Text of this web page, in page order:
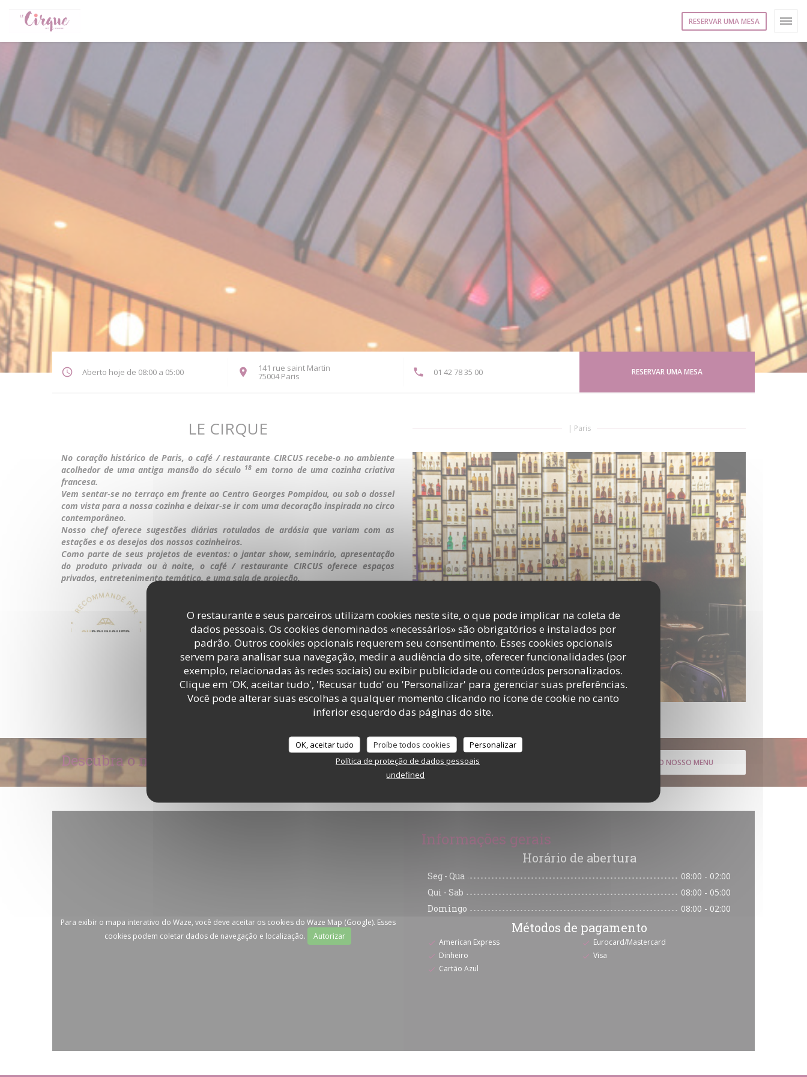
O restaurante e seus parceiros utilizam cookies neste site, o que pode implicar na coleta de
dados pessoais. Os cookies denominados «necessários» são obrigatórios e instalados por
padrão. Outros cookies opcionais requerem seu consentimento. Esses cookies opcionais
servem para analisar sua navegação, medir a audiência do site, oferecer funcionalidades (por
exemplo, relacionadas às redes sociais) ou exibir publicidade ou conteúdos personalizados.
Clique em 'OK, aceitar tudo', 'Recusar tudo' ou 'Personalizar' para gerenciar suas preferências.
Você pode alterar suas escolhas a qualquer momento clicando no ícone de cookie no canto
inferior esquerdo das páginas do site.
OK, aceitar tudo Proíbe todos cookies
Personalizar
Política de proteção de dados pessoais
undefined
RESERVAR UMA MESA
Aberto hoje de 08:00 a 05:00 141 rue saint Martin
75004 Paris((abre numa nova janela)) 01 42 78 35 00 RESERVAR UMA MESA
LE CIRQUE | Paris
No coração histórico de Paris, o café / restaurante CIRCUS recebe-o no ambiente
acolhedor de uma antiga mansão do século 18 em torno de uma cozinha criativa
francesa.
Vem sentar-se no terraço em frente ao Centro Georges Pompidou, ou sob o dossel
com vista para a nossa cozinha e deixar-se ir com uma decoração inspirada no circo
contemporâneo.
Nosso chef oferece sugestões diárias rotulados de ardósia que variam com as
estações e os desejos dos nossos cozinheiros.
Como parte de seus projetos de eventos: o jantar show, seminário, apresentação
do produto privada ou à noite, o café / restaurante CIRCUS oferece espaços
privados, entretenimento temático, e uma sala de projeção.
Descubra o nosso menu DESCUBRA O NOSSO MENU
Para exibir o mapa interativo do Waze, você deve aceitar os cookies do Waze Map (Google). Esses
cookies podem coletar dados de navegação e localização.
Autorizar
Informações gerais
Horário de abertura
Seg - Qua
08:00 - 02:00
Qui - Sab
08:00 - 05:00
Domingo
08:00 - 02:00
Métodos de pagamento
American Express
Eurocard/Mastercard
Dinheiro
Visa
Cartão Azul